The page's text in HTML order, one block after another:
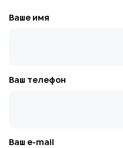
Ваше имя
Ваш телефон
Ваш e-mail